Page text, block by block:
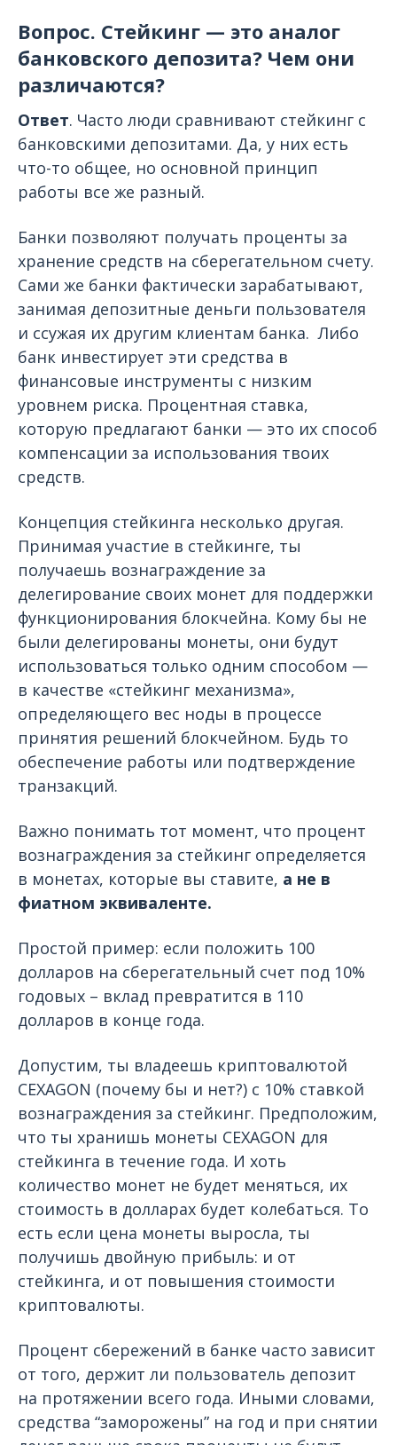
Вопрос. Стейкинг — это аналог
банковского депозита? Чем они
различаются?
Ответ. Часто люди сравнивают стейкинг с
банковскими депозитами. Да, у них есть
что-то общее, но основной принцип
работы все же разный.
Банки позволяют получать проценты за
хранение средств на сберегательном счету.
Сами же банки фактически зарабатывают,
занимая депозитные деньги пользователя
и ссужая их другим клиентам банка. Либо
банк инвестирует эти средства в
финансовые инструменты с низким
уровнем риска. Процентная ставка,
которую предлагают банки — это их способ
компенсации за использования твоих
средств.
Концепция стейкинга несколько другая.
Принимая участие в стейкинге, ты
получаешь вознаграждение за
делегирование своих монет для поддержки
функционирования блокчейна. Кому бы не
были делегированы монеты, они будут
использоваться только одним способом —
в качестве «стейкинг механизма»,
определяющего вес ноды в процессе
принятия решений блокчейном. Будь то
обеспечение работы или подтверждение
транзакций.
Важно понимать тот момент, что процент
вознаграждения за стейкинг определяется
в монетах, которые вы ставите, а не в
фиатном эквиваленте.
Простой пример: если положить 100
долларов на сберегательный счет под 10%
годовых – вклад превратится в 110
долларов в конце года.
Допустим, ты владеешь криптовалютой
CEXAGON (почему бы и нет?) с 10% ставкой
вознаграждения за стейкинг. Предположим,
что ты хранишь монеты CEXAGON для
стейкинга в течение года. И хоть
количество монет не будет меняться, их
стоимость в долларах будет колебаться. То
есть если цена монеты выросла, ты
получишь двойную прибыль: и от
стейкинга, и от повышения стоимости
криптовалюты.
Процент сбережений в банке часто зависит
от того, держит ли пользователь депозит
на протяжении всего года. Иными словами,
средства “заморожены” на год и при снятии